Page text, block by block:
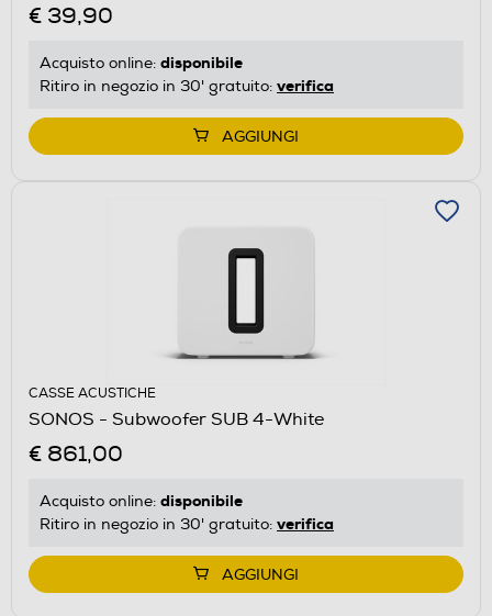
€ 39,90
Acquisto online: disponibile
Ritiro in negozio in 30' gratuito: verifica
AGGIUNGI
CASSE ACUSTICHE
SONOS - Subwoofer SUB 4-White
€ 861,00
Acquisto online: disponibile
Ritiro in negozio in 30' gratuito: verifica
AGGIUNGI